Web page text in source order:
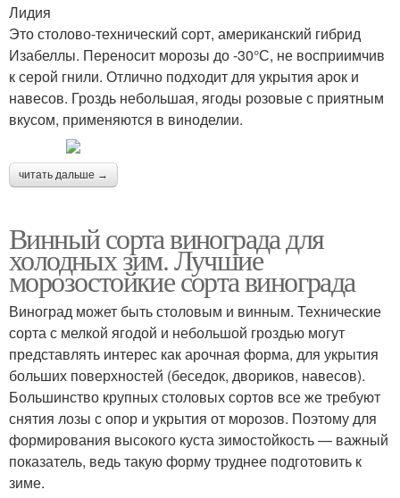
Лидия
Это столово-технический сорт, американский гибрид
Изабеллы. Переносит морозы до -30°С, не восприимчив
к серой гнили. Отлично подходит для укрытия арок и
навесов. Гроздь небольшая, ягоды розовые с приятным
вкусом, применяются в виноделии.
читать дальше →
Винный сорта винограда для
холодных зим. Лучшие
морозостойкие сорта винограда
Виноград может быть столовым и винным. Технические
сорта с мелкой ягодой и небольшой гроздью могут
представлять интерес как арочная форма, для укрытия
больших поверхностей (беседок, двориков, навесов).
Большинство крупных столовых сортов все же требуют
снятия лозы с опор и укрытия от морозов. Поэтому для
формирования высокого куста зимостойкость — важный
показатель, ведь такую форму труднее подготовить к
зиме.